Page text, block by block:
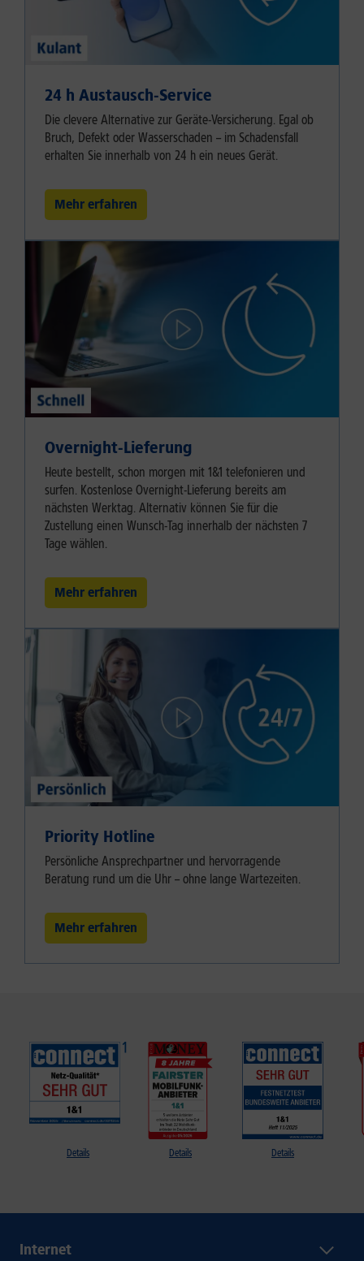
24 h Austausch-Service
Die clevere Alternative zur Geräte-Versicherung. Egal ob
Bruch, Defekt oder Wasserschaden – im Schadensfall
erhalten Sie innerhalb von 24 h ein neues Gerät.
Mehr erfahren
Overnight-Lieferung
Heute bestellt, schon morgen mit 1&1 telefonieren und
surfen. Kostenlose Overnight-Lieferung bereits am
nächsten Werktag. Alternativ können Sie für die
Zustellung einen Wunsch-Tag innerhalb der nächsten 7
Tage wählen.
Mehr erfahren
Priority Hotline
Persönliche Ansprechpartner und hervorragende
Beratung rund um die Uhr – ohne lange Wartezeiten.
Mehr erfahren
Details Details Details
Internet